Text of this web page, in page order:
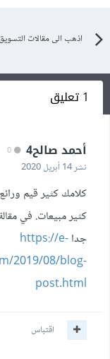
اذهب الى مقالات
1 تعليق
أحمد صالح4
نشر14 أبريل 2020
كلامك كثير قيم
كثير مبيعات. في
جداhttps://e-
2019/08/blog-
post.html
اقتباس